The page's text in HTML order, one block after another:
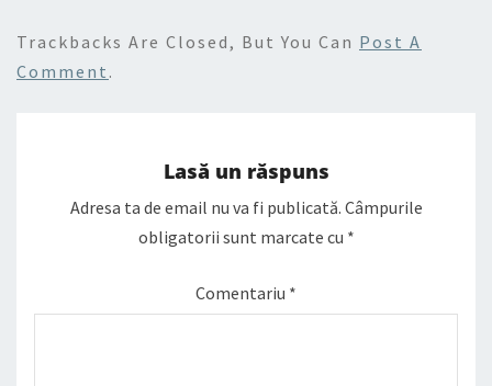
Trackbacks Are Closed, But You Can Post A
Comment .
Lasă un răspuns
Adresa ta de email nu va fi publicată. Câmpurile
obligatorii sunt marcate cu *
Comentariu *